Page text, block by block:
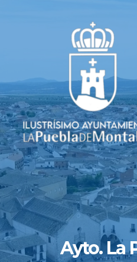
Ayto. La